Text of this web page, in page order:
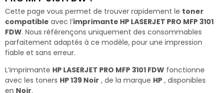
Cette page vous permet de trouver rapidement le toner
compatible avec l’imprimante HP LASERJET PRO MFP 3101
FDW. Nous référençons uniquement des consommables
parfaitement adaptés à ce modèle, pour une impression
fiable et sans erreur.
L’imprimante HP LASERJET PRO MFP 3101 FDW fonctionne
avec les toners HP 139 Noir , de la marque HP , disponibles
en Noir.